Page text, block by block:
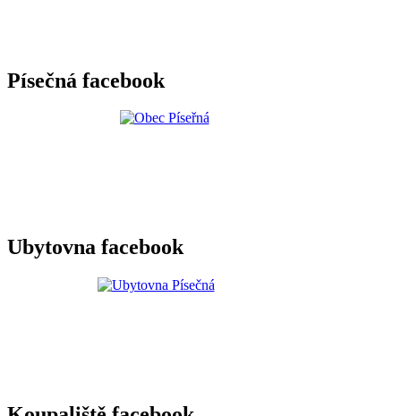
Písečná facebook
Ubytovna facebook